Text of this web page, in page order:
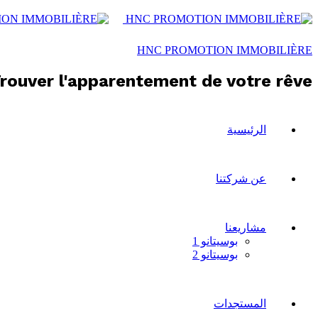
HNC PROMOTION IMMOBILIÈRE
l'apparentement de votre rêve !
الرئيسية
عن شركتنا
مشاريعنا
بوسيتانو 1
بوسيتانو 2
المستجدات